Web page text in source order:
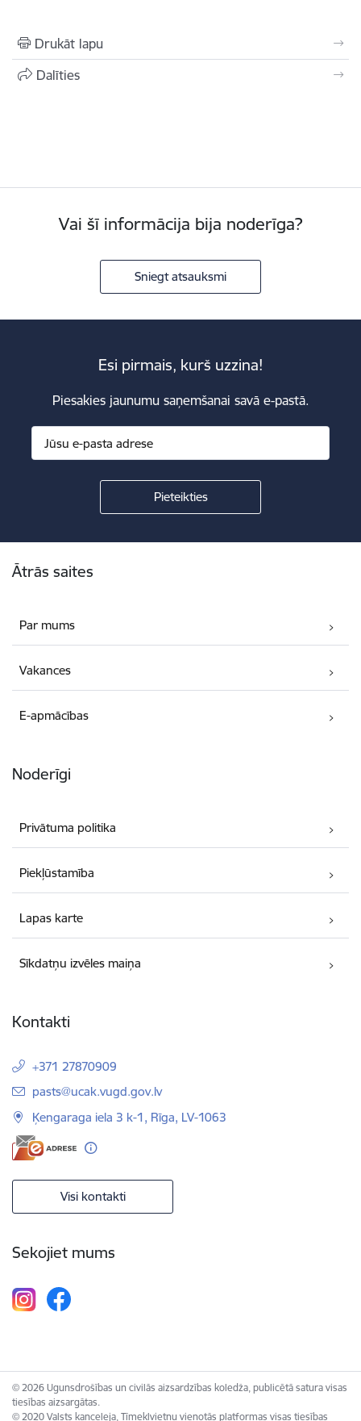
Drukāt lapu
Dalīties
Vai šī informācija bija noderīga?
Sniegt atsauksmi
Esi pirmais, kurš uzzina!
Piesakies jaunumu saņemšanai savā e-pastā.
Ātrās saites
Par mums
Vakances
E-apmācības
Noderīgi
Privātuma politika
Piekļūstamība
Lapas karte
Sīkdatņu izvēles maiņa
Kontakti
+371 27870909
E-pasts:
pasts@ucak.vugd.gov.lv
Ķengaraga iela 3 k-1, Rīga, LV-1063
Visi kontakti
Sekojiet mums
© 2026 Ugunsdrošības un civilās aizsardzības koledža, publicētā satura visas
tiesības aizsargātas.
© 2020 Valsts kanceleja, Tīmekļvietņu vienotās platformas visas tiesības